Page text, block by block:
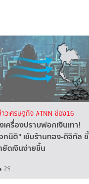
วเศรษฐกิจ #TNN ช่อง16
เครื่องปราบฟอกเงินเทา!
กนิติ" เข้มร้านทอง-ดิจิทัล ชี้
ยัดเงินง่ายขึ้น
29